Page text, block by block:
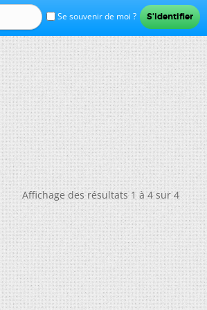
Se souvenir de moi ?
Affichage des résultats 1 à 4 sur 4